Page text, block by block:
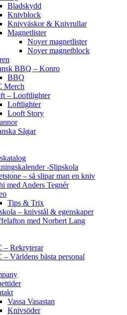
Bladskydd
Knivblock
Knivväskor & Knivrullar
Magnetlister
Noyer magnetlister
Noyer magnetblock
BBQ – Konro
BBQ
Merch
– Looftlighter
Loftlighter
Looft Story
Sågar
-Slipskola
– så slipar man en kniv
med Anders Tegnér
Tips & Trix
– knivstål & egenskaper
med Norbert Lang
– Rekryterar
– Världens bästa personal
Vassa Vasastan
Knivsöder